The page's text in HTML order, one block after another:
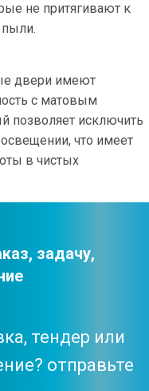
не притягивают к
двери имеют
с матовым
позволяет исключить
что имеет
в чистых
задачу,
тендер или
отправьте